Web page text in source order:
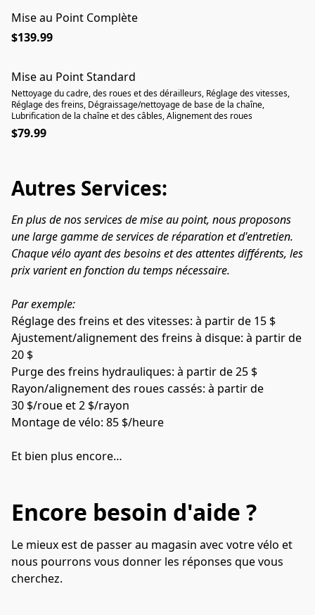
Mise au Point Complète
$139.99
Mise au Point Standard
​Nettoyage du cadre, des roues et des dérailleurs, Réglage des vitesses,
Réglage des freins, Dégraissage/nettoyage de base de la chaîne,
Lubrification de la chaîne et des câbles, Alignement des roues
$79.99
Autres Services:
En plus de nos services de mise au point, nous proposons
une large gamme de services de réparation et d'entretien.
Chaque vélo ayant des besoins et des attentes différents, les
prix varient en fonction du temps nécessaire.
Par exemple:
Réglage des freins et des vitesses: à partir de 15 $
Ajustement/alignement des freins à disque: à partir de
20 $
Purge des freins hydrauliques: à partir de 25 $
Rayon/alignement des roues cassés: à partir de
30 $/roue et 2 $/rayon
Montage de vélo: 85 $/heure
Et bien plus encore…
Encore besoin d'aide ?
Le mieux est de passer au magasin avec votre vélo et
nous pourrons vous donner les réponses que vous
cherchez.